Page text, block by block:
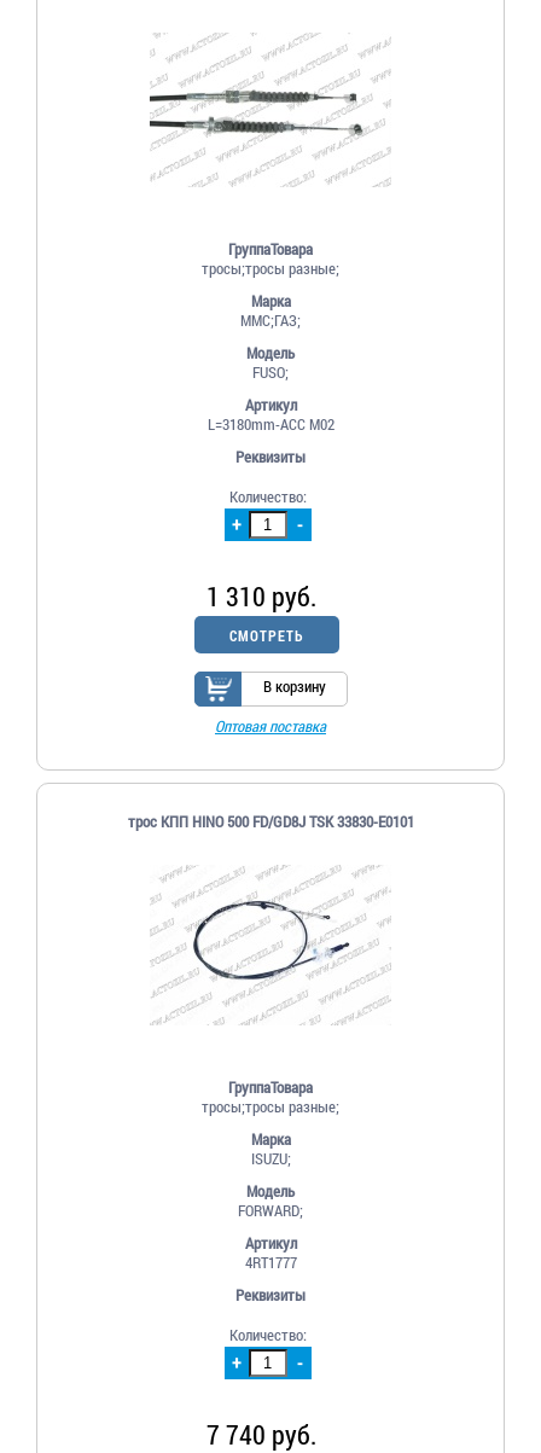
ГруппаТовара
тросы;тросы разные;
Марка
MMC;ГАЗ;
Модель
FUSO;
Артикул
L=3180mm-ACC M02
Реквизиты
+ -
Количество:
1 310 руб.
СМОТРЕТЬ
В корзину
Оптовая поставка
трос КПП HINO 500 FD/GD8J TSK 33830-E0101
ГруппаТовара
тросы;тросы разные;
Марка
ISUZU;
Модель
FORWARD;
Артикул
4RT1777
Реквизиты
+ -
Количество:
7 740 руб.